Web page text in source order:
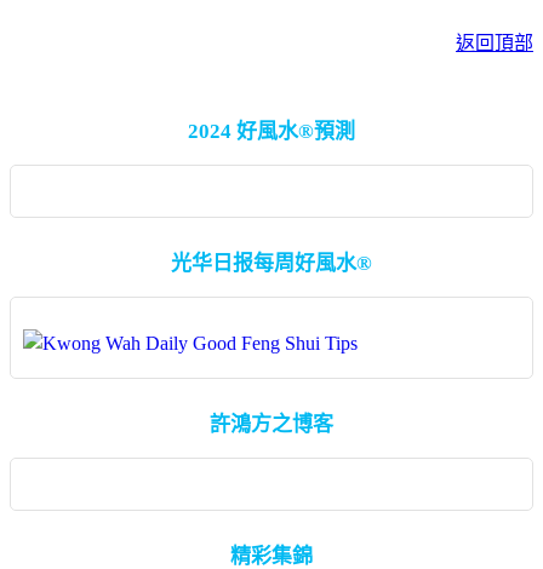
返回頂部
2024 好風水®預測
光华日报每周好風水®
許鴻方之博客
精彩集錦